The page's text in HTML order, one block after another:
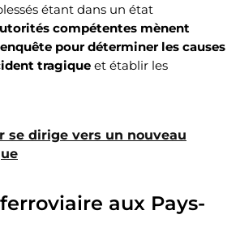
étant dans un état
compétentes mènent
pour déterminer les causes
tragique et établir les
se dirige vers un nouveau
aux Pays-